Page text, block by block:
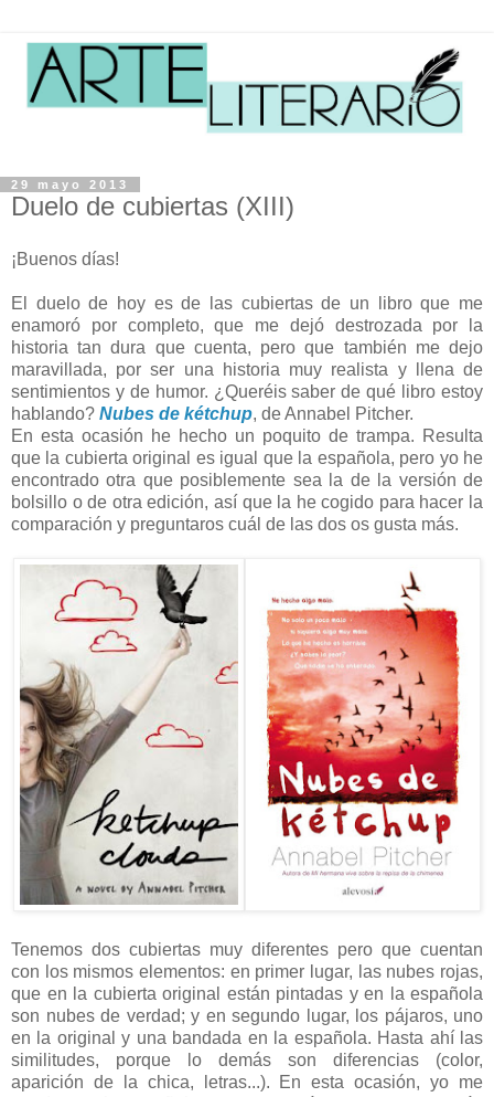
29 mayo 2013
Duelo de cubiertas (XIII)
¡Buenos días!
El duelo de hoy es de las cubiertas de un libro que me
enamoró por completo, que me dejó destrozada por la
historia tan dura que cuenta, pero que también me dejo
maravillada, por ser una historia muy realista y llena de
sentimientos y de humor. ¿Queréis saber de qué libro estoy
hablando? Nubes de kétchup, de Annabel Pitcher.
En esta ocasión he hecho un poquito de trampa. Resulta
que la cubierta original es igual que la española, pero yo he
encontrado otra que posiblemente sea la de la versión de
bolsillo o de otra edición, así que la he cogido para hacer la
comparación y preguntaros cuál de las dos os gusta más.
Tenemos dos cubiertas muy diferentes pero que cuentan
con los mismos elementos: en primer lugar, las nubes rojas,
que en la cubierta original están pintadas y en la española
son nubes de verdad; y en segundo lugar, los pájaros, uno
en la original y una bandada en la española. Hasta ahí las
similitudes, porque lo demás son diferencias (color,
aparición de la chica, letras...). En esta ocasión, yo me